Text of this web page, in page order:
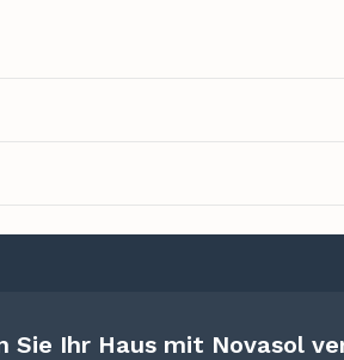
Sie Ihr Haus mit Novasol